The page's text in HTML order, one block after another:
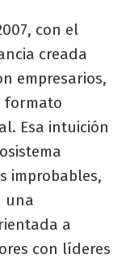
con el
creada
empresarios,
formato
Esa intuición
improbables,
una
a
con líderes